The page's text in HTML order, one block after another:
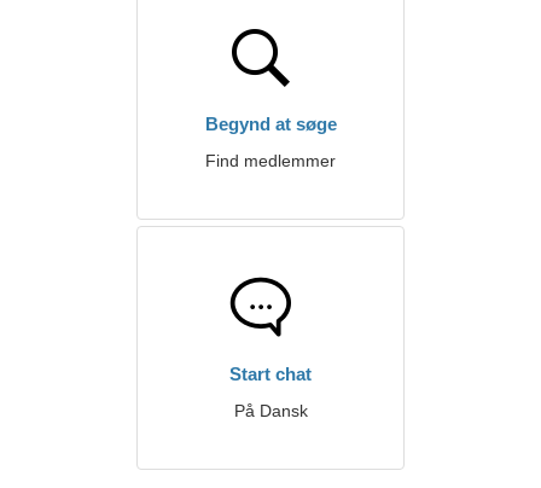
Begynd at søge
Find medlemmer
Start chat
På Dansk